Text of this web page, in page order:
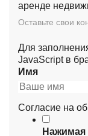
аренде
Оставьте свои
Для
JavaScript в
Имя
Согласие на
Нажимая